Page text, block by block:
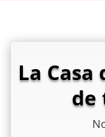
La
de